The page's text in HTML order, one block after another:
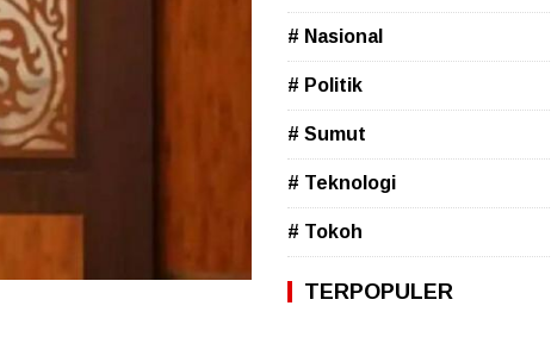
# Nasional
# Politik
# Sumut
# Teknologi
# Tokoh
TERPOPULER